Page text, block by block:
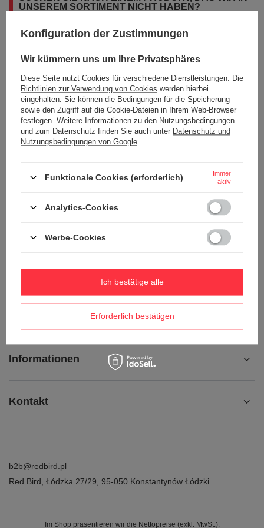
UNSEREM SORTIMENT NICHT HABEN?
Wenn Sie ein Produkt in unserem Angebot nicht gefunden haben und es
verwenden und uns eine Beschreibung des gesuchten Artikels
BESTELLUNGEN
Bestellungsstatus
Ich möchte die Ware reklamieren
Ich möchte vom Vertrag zurücktreten
Ich möchte die Ware umtauschen
Kontakt
Informationen
Kontakt
b2b@redbird.pl
Red Bird Łódzka 27/29 95-050 Konstantynów Łódzki
Im Shop präsentieren wir die Nettopreise (exkl. MwSt.).
Konfiguration der Zustimmungen
Wir kümmern uns um Ihre Privatsphäres
Diese Seite nutzt Cookies für verschiedene Dienstleistungen. Die
Richtlinien zur Verwendung von Cookies werden hierbei
eingehalten. Sie können die Bedingungen für die Speicherung
sowie den Zugriff auf die Cookie-Dateien in Ihrem Web-Browser
festlegen. Weitere Informationen zu den Nutzungsbedingungen
und zum Datenschutz finden Sie auch unter Datenschutz und
Nutzungsbedingungen von Google
Funktionale Cookies (erforderlich)
Immer
aktiv
Analytics-Cookies
Werbe-Cookies
Erforderlich bestätigen
Ich bestätige alle